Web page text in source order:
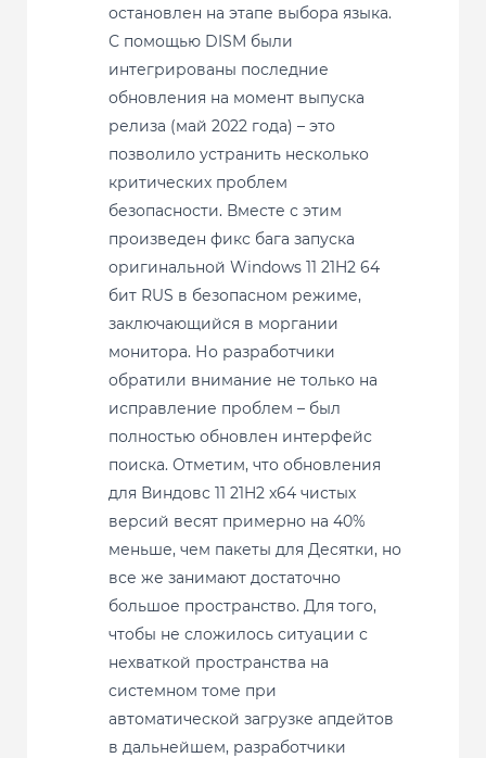
остановлен на этапе выбора языка.
С помощью DISM были
интегрированы последние
обновления на момент выпуска
релиза (май 2022 года) – это
позволило устранить несколько
критических проблем
безопасности. Вместе с этим
произведен фикс бага запуска
оригинальной Windows 11 21H2 64
бит RUS в безопасном режиме,
заключающийся в моргании
монитора. Но разработчики
обратили внимание не только на
исправление проблем – был
полностью обновлен интерфейс
поиска. Отметим, что обновления
для Виндовс 11 21H2 x64 чистых
версий весят примерно на 40%
меньше, чем пакеты для Десятки, но
все же занимают достаточно
большое пространство. Для того,
чтобы не сложилось ситуации с
нехваткой пространства на
системном томе при
автоматической загрузке апдейтов
в дальнейшем, разработчики